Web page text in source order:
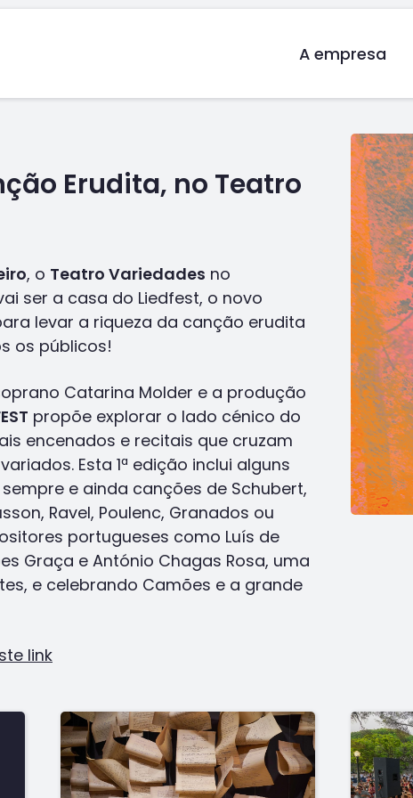
A empresa
Erudita, no Teatro
, o Teatro Variedades no
ser a casa do Liedfest, o novo
levar a riqueza da canção erudita
os públicos!
Catarina Molder e a produção
propõe explorar o lado cénico do
encenados e recitais que cruzam
Esta 1ª edição inclui alguns
e ainda canções de Schubert,
Ravel, Poulenc, Granados ou
portugueses como Luís de
Graça e António Chagas Rosa, uma
e celebrando Camões e a grande
link